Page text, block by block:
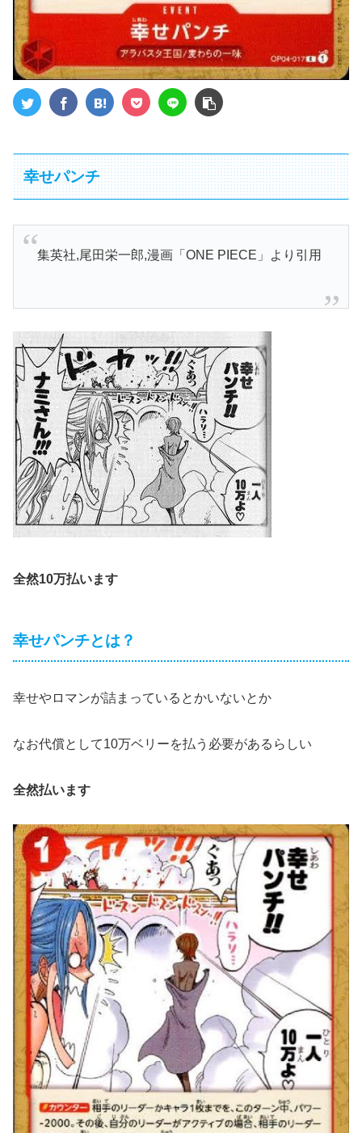
幸せパンチ
集英社,尾田栄一郎,漫画「ONE PIECE」より引用
全然10万払います
幸せパンチとは？
幸せやロマンが詰まっているとかいないとか
なお代償として10万ベリーを払う必要があるらしい
全然払います